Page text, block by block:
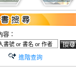
容：
進階查詢